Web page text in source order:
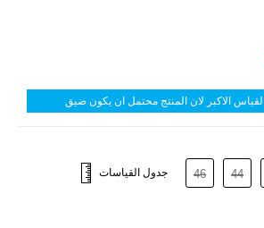
الاكبر لان المنتج محتمل ان يكون ضيق
44
46 جدول القياسات